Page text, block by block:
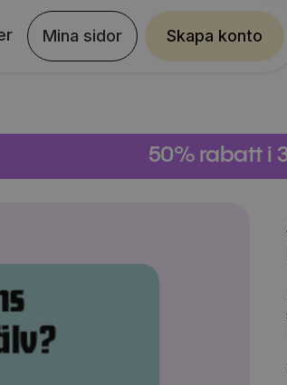
Mina sidor Skapa konto
50% rabatt i